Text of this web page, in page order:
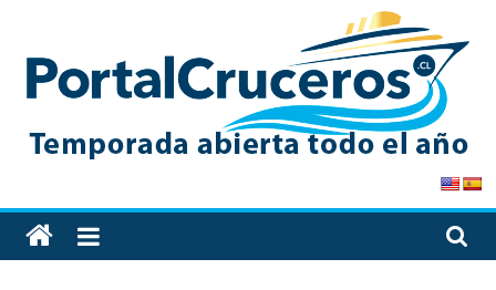
content
PortalCruceros
Toda
la